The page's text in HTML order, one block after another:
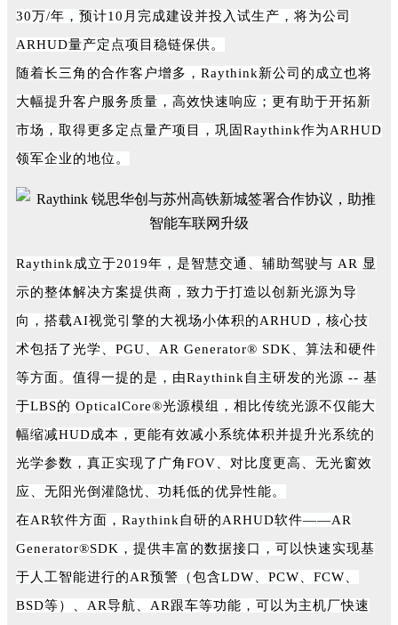
30万/年，预计10月完成建设并投入试生产，将为公司
ARHUD量产定点项目稳链保供。
随着长三角的合作客户增多，Raythink新公司的成立也将
大幅提升客户服务质量，高效快速响应；更有助于开拓新
市场，取得更多定点量产项目，巩固Raythink作为ARHUD
领军企业的地位。
Raythink成立于2019年，是智慧交通、辅助驾驶与 AR 显
示的整体解决方案提供商，致力于打造以创新光源为导
向，搭载AI视觉引擎的大视场小体积的ARHUD，核心技
术包括了光学、PGU、AR Generator® SDK、算法和硬件
等方面。值得一提的是，由Raythink自主研发的光源 -- 基
于LBS的 OpticalCore®光源模组，相比传统光源不仅能大
幅缩减HUD成本，更能有效减小系统体积并提升光系统的
光学参数，真正实现了广角FOV、对比度更高、无光窗效
应、无阳光倒灌隐忧、功耗低的优异性能。
在AR软件方面，Raythink自研的ARHUD软件——AR
Generator®SDK，提供丰富的数据接口，可以快速实现基
于人工智能进行的AR预警（包含LDW、PCW、FCW、
BSD等）、AR导航、AR跟车等功能，可以为主机厂快速